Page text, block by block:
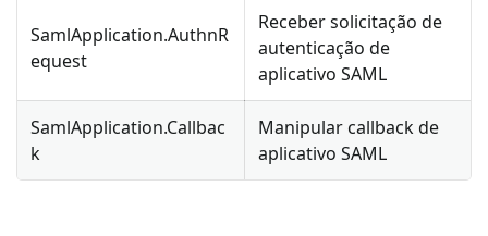
SamlApplication.AuthnR
equest
Receber solicitação de
autenticação de
aplicativo SAML
SamlApplication.Callbac
k
Manipular callback de
aplicativo SAML